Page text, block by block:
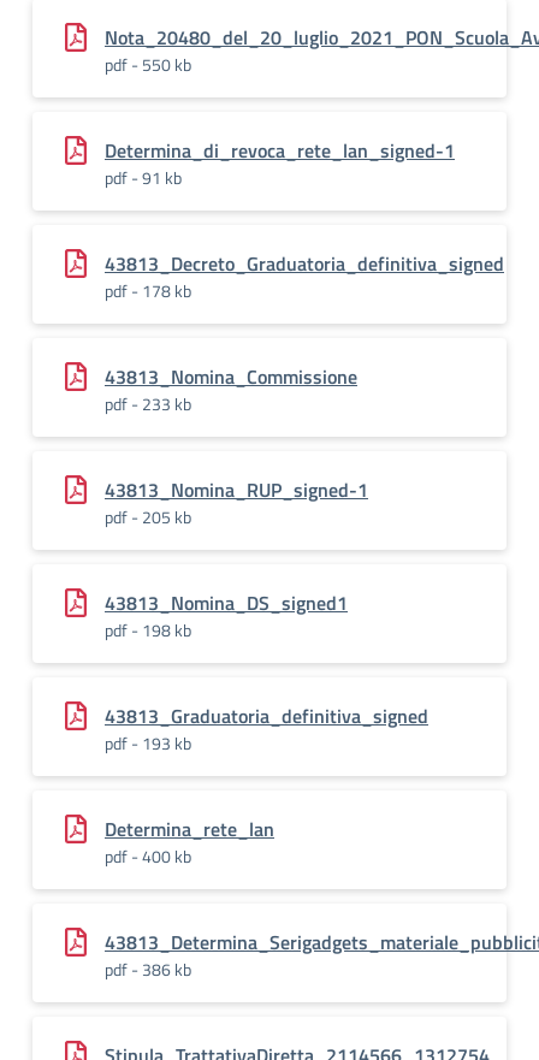
pdf - 550 kb
Determina_di_revoca_rete_lan_signed-1
pdf - 91 kb
43813_Decreto_Graduatoria_definitiva_signed
pdf - 178 kb
43813_Nomina_Commissione
pdf - 233 kb
43813_Nomina_RUP_signed-1
pdf - 205 kb
43813_Nomina_DS_signed1
pdf - 198 kb
43813_Graduatoria_definitiva_signed
pdf - 193 kb
Determina_rete_lan
pdf - 400 kb
pdf - 386 kb